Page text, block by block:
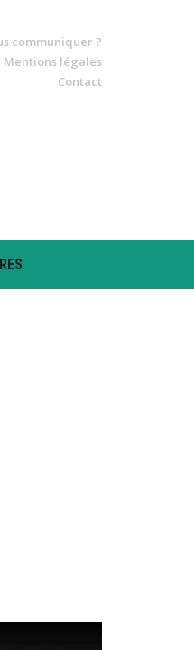
communiquer ?
Mentions légales
Contact